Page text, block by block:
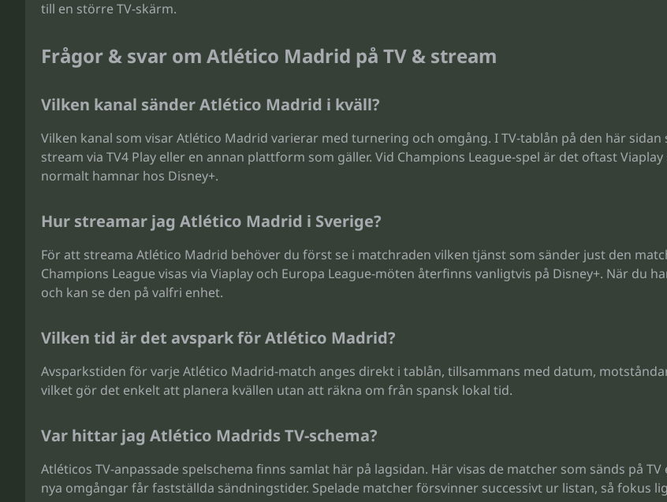
till en större TV-skärm.
Frågor & svar om Atlético Madrid på TV & stream
Vilken kanal sänder Atlético Madrid i kväll?
Vilken kanal som visar Atlético Madrid varierar med turnering och omgång. I TV-tablån på den här
stream via TV4 Play eller en annan plattform som gäller. Vid Champions League-spel är det oftast
normalt hamnar hos Disney+.
Hur streamar jag Atlético Madrid i Sverige?
För att streama Atlético Madrid behöver du först se i matchraden vilken tjänst som sänder just den
Champions League visas via Viaplay och Europa League-möten återfinns vanligtvis på Disney+. När
och kan se den på valfri enhet.
Vilken tid är det avspark för Atlético Madrid?
Avsparkstiden för varje Atlético Madrid-match anges direkt i tablån, tillsammans med datum,
vilket gör det enkelt att planera kvällen utan att räkna om från spansk lokal tid.
Var hittar jag Atlético Madrids TV-schema?
Atléticos TV-anpassade spelschema finns samlat här på lagsidan. Här visas de matcher som sänds på
nya omgångar får fastställda sändningstider. Spelade matcher försvinner successivt ur listan, så fokus